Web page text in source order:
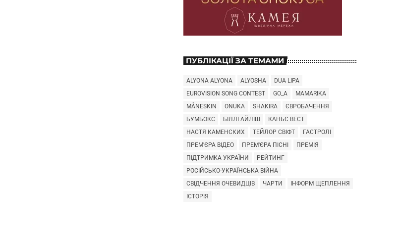
ПУБЛІКАЦІЇ ЗА ТЕМАМИ
ALYONA ALYONA ALYOSHA
DUA LIPA
EUROVISION SONG CONTEST
GO_A
MAMARIKA
MÅNESKIN
ONUKA SHAKIRA
ЄВРОБАЧЕННЯ
БУМБОКС
БІЛЛІ АЙЛІШ
КАНЬЄ ВЕСТ
НАСТЯ КАМЕНСКИХ
ТЕЙЛОР СВІФТ
ГАСТРОЛІ
ПРЕМ'ЄРА ВІДЕО
ПРЕМ'ЄРА ПІСНІ
ПРЕМІЯ
ПІДТРИМКА УКРАЇНИ
РЕЙТИНГ
РОСІЙСЬКО-УКРАЇНСЬКА ВІЙНА
СВІДЧЕННЯ ОЧЕВИДЦІВ
ЧАРТИ
ІНФОРМ ЩЕПЛЕННЯ
ІСТОРІЯ